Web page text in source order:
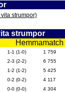
strumpor)
strumpor
1-1 (1-0)
1 759
2-3 (2-2)
6 755
1-2 (1-2)
5 425
0-2 (0-2)
4 117
0-0 (0-0)
4 304